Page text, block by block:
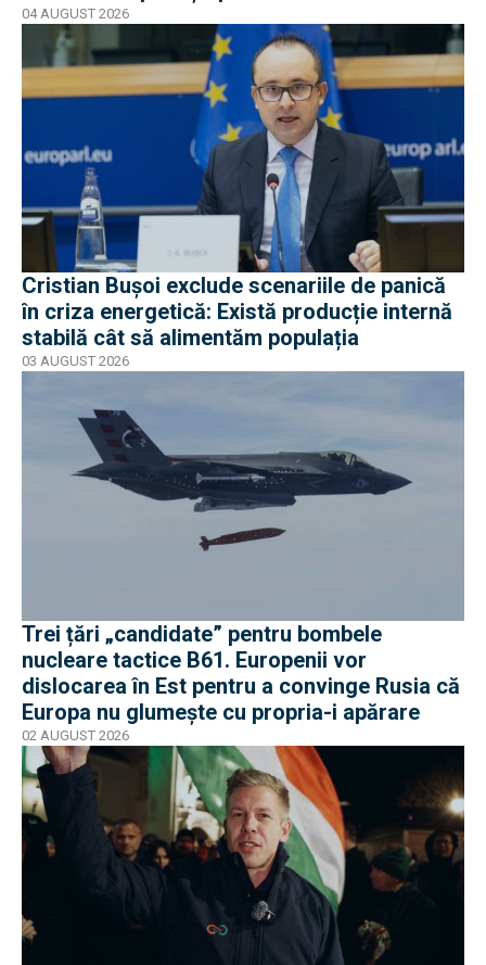
04 AUGUST 2026
Cristian Bușoi exclude scenariile de panică
în criza energetică: Există producție internă
stabilă cât să alimentăm populația
03 AUGUST 2026
Trei țări „candidate” pentru bombele
nucleare tactice B61. Europenii vor
dislocarea în Est pentru a convinge Rusia că
Europa nu glumește cu propria-i apărare
02 AUGUST 2026